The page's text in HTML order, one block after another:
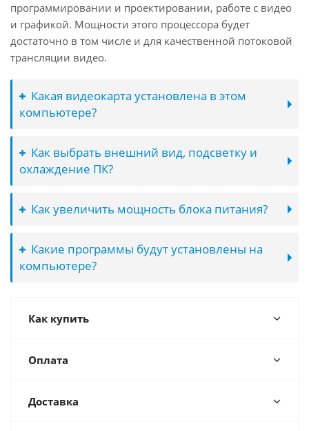
программировании и проектировании, работе с видео
и графикой. Мощности этого процессора будет
достаточно в том числе и для качественной потоковой
трансляции видео.
Какая видеокарта установлена в этом
компьютере?
Как выбрать внешний вид, подсветку и
охлаждение ПК?
Как увеличить мощность блока питания?
Какие программы будут установлены на
компьютере?
Как купить
Оплата
Доставка